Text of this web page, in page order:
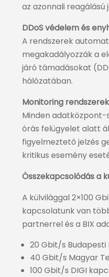
az azonnali
DDoS védelem és
A rendszerek
megakadályozzák a
járó támadásokat
hálózatában.
Monitoring rendszerek
Minden
órás felügyelet alatt
figyelmeztető jelzés
kritikus esemény
Összekapcsolódás a
A külvilággal 2×100
kapcsolatunk van
partnerrel és a BIX
20 Gbit/s
40 Gbit/s Magyar
100 Gbit/s DIGI